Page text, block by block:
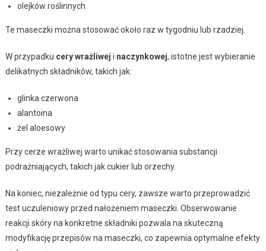
olejków roślinnych
Te maseczki można stosować około raz w tygodniu lub rzadziej.
W przypadku cery wrażliwej i naczynkowej, istotne jest wybieranie
delikatnych składników, takich jak:
glinka czerwona
alantoina
żel aloesowy
Przy cerze wrażliwej warto unikać stosowania substancji
podrażniających, takich jak cukier lub orzechy.
Na koniec, niezależnie od typu cery, zawsze warto przeprowadzić
test uczuleniowy przed nałożeniem maseczki. Obserwowanie
reakcji skóry na konkretne składniki pozwala na skuteczną
modyfikację przepisów na maseczki, co zapewnia optymalne efekty